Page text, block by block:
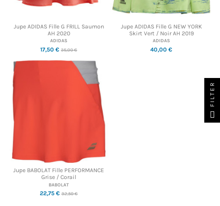
Jupe ADIDAS Fille G FRILL Saumon
AH 2020
ADIDAS
17,50 € 35,00 €
Jupe ADIDAS Fille G NEW YORK
Skirt Vert / Noir AH 2019
ADIDAS
40,00 €
Jupe BABOLAT Fille PERFORMANCE
Grise / Corail
BABOLAT
22,75 € 32,50 €
FILTER